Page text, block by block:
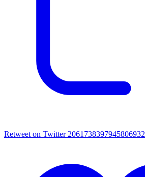
Retweet on Twitter 2061738397945806932